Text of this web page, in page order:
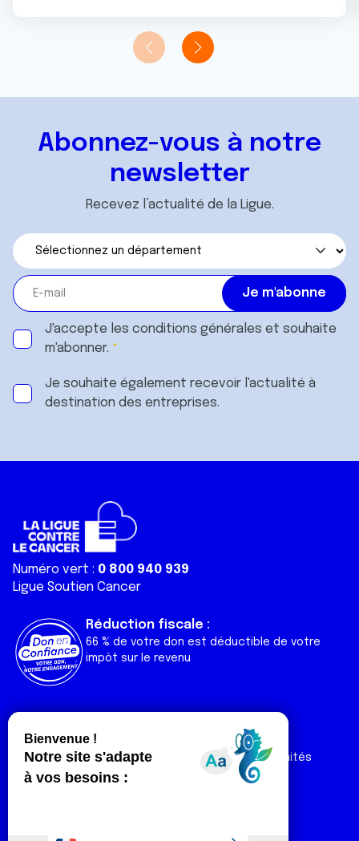
Abonnez-vous à notre
newsletter
Recevez l’actualité de la Ligue.
J'accepte les conditions générales et souhaite
m'abonner.
Je souhaite également recevoir l'actualité à
destination des entreprises.
Numéro vert : 0 800 940 939
Ligue Soutien Cancer
Réduction fiscale :
66 % de votre don est déductible de votre
impôt sur le revenu
Liens utiles
Nos actualités
Nos publications
Contact
Espace Ligue & comités
Espace chercheur